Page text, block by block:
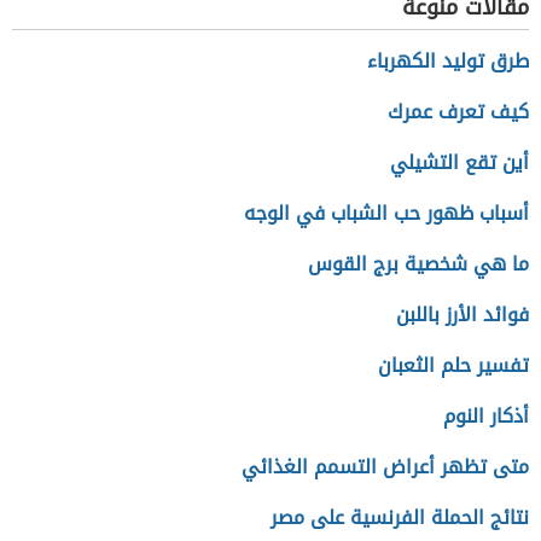
طرق توليد الكهرباء
كيف تعرف عمرك
أين تقع التشيلي
أسباب ظهور حب الشباب في الوجه
ما هي شخصية برج القوس
فوائد الأرز باللبن
تفسير حلم الثعبان
أذكار النوم
متى تظهر أعراض التسمم الغذائي
نتائج الحملة الفرنسية على مصر